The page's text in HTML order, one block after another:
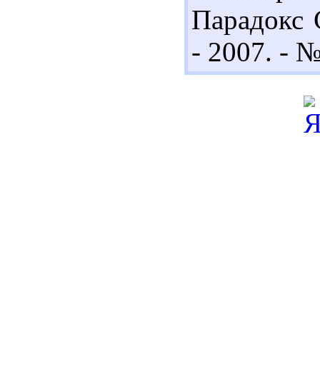
Парадокс
- 2007. -